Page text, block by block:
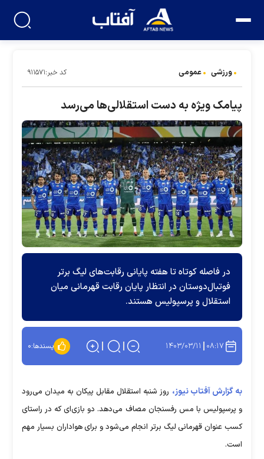
ورزشی عمومی کد خبر:۹۱۱۵۷۱
پیامک ویژه به دست استقلالی‌ها می‌رسد
در فاصله کوتاه تا هفته پایانی رقابت‌های لیگ برتر
فوتبال‌دوستان در انتظار پایان رقابت قهرمانی میان
استقلال و پرسپولیس هستند.
۰۸:۱۷ ۱۴۰۳/۰۳/۱۱ پسندها:۰
به گزارش آفتاب نیوز، روز شنبه استقلال مقابل پیکان به میدان می‌رود
و پرسپولیس با مس رفسنجان مصاف می‌دهد. دو بازی‌ای که در راستای
کسب عنوان قهرمانی لیگ برتر انجام می‌شود و برای هواداران بسیار مهم
است.